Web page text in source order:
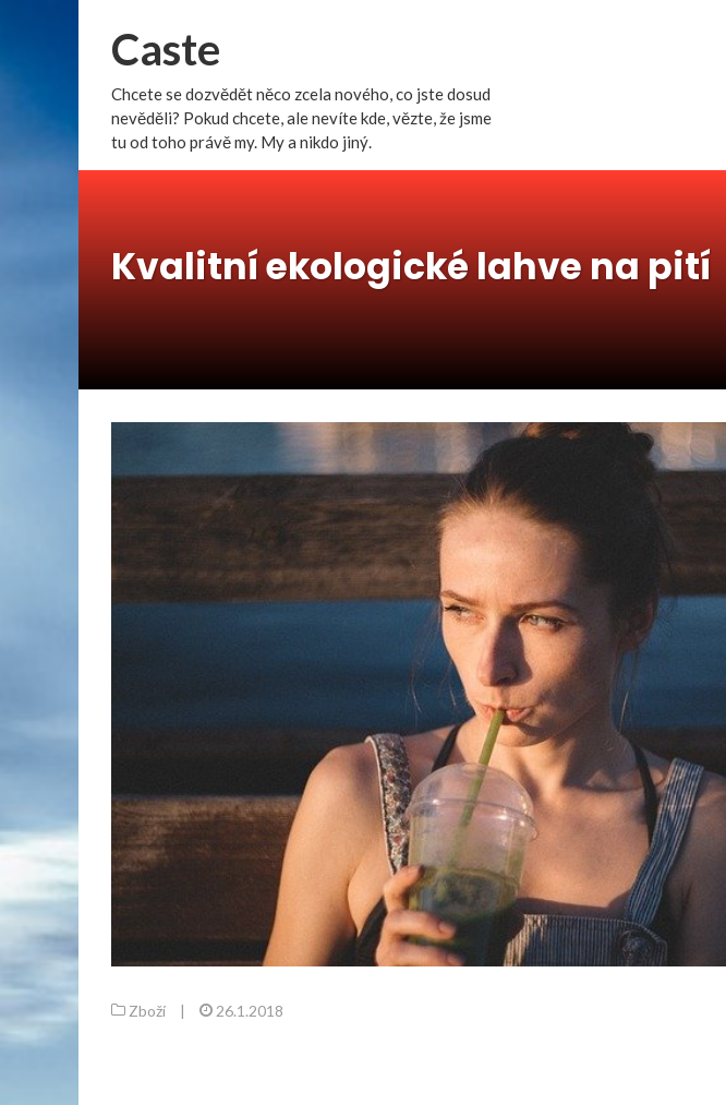
Caste
Chcete se dozvědět něco zcela nového, co jste dosud
nevěděli? Pokud chcete, ale nevíte kde, vězte, že jsme
tu od toho právě my. My a nikdo jiný.
Kvalitní ekologické lahve na pití
Zboží | 26.1.2018